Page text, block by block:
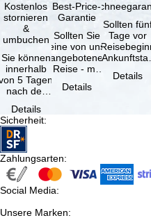
Kostenlos
stornieren
&
umbuchen
Sie können
innerhalb
5 Tagen
nach der
kostenfrei
…
Details
Best-Price-
Garantie
Sollten Sie
eine von uns
angebotene
Reise - mit
Verfügbarkeit
Details
Sollten
Tage vor
aufgrund von
Details
Sicherheit:
Zahlungsarten:
Social Media:
Unsere Marken: